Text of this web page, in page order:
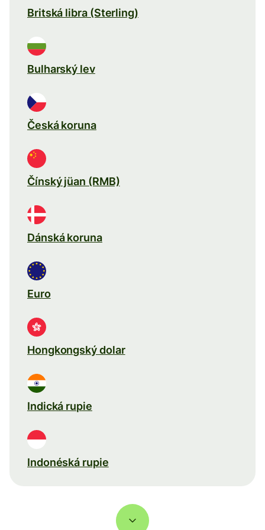
Britská libra (Sterling)
Bulharský lev
Česká koruna
Čínský jüan (RMB)
Dánská koruna
Euro
Hongkongský dolar
Indická rupie
Indonéská rupie